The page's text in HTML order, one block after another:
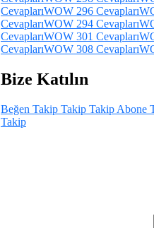
CevaplarıWOW 296 Cevapları
CevaplarıWOW 294 Cevapları
CevaplarıWOW 301 Cevapları
CevaplarıWOW 308 Cevapları
Bize Katılın
Beğen Takip Takip Takip Abone
Takip